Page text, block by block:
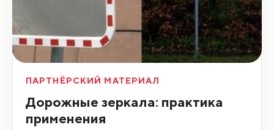
ПАРТНЁРСКИЙ МАТЕРИАЛ
Дорожные зеркала: практика
применения